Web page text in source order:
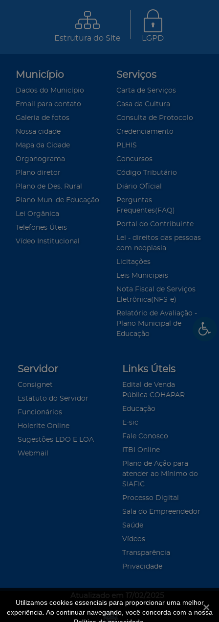
Utilizamos cookies essenciais para proporcionar uma melhor
experiência. Ao continuar navegando, você concorda com a nossa
Estrutura do Site LGPD
Município
Dados do Município
Email para contato
Galeria de fotos
Nossa cidade
Mapa da Cidade
Organograma
Plano diretor
Plano de Des. Rural
Plano Mun. de Educação
Lei Orgânica
Telefones Úteis
Vídeo Institucional
Serviços
Carta de Serviços
Casa da Cultura
Consulta de Protocolo
Credenciamento
PLHIS
Concursos
Código Tributário
Diário Oficial
Perguntas
Frequentes(FAQ)
Portal do Contribuinte
Lei - direitos das pessoas
com neoplasia
Licitações
Leis Municipais
Nota Fiscal de Serviços
Eletrônica(NFS-e)
Relatório de Avaliação -
Plano Municipal de
Educação
Servidor
Consignet
Estatuto do Servidor
Funcionários
Holerite Online
Sugestões LDO E LOA
Webmail
Links Úteis
Edital de Venda
Pública COHAPAR
Educação
E-sic
Fale Conosco
ITBI Online
Plano de Ação para
atender ao Mínimo do
SIAFIC
Processo Digital
Sala do Empreendedor
Saúde
Vídeos
Transparência
Privacidade
Atualizado em 17/02/2025